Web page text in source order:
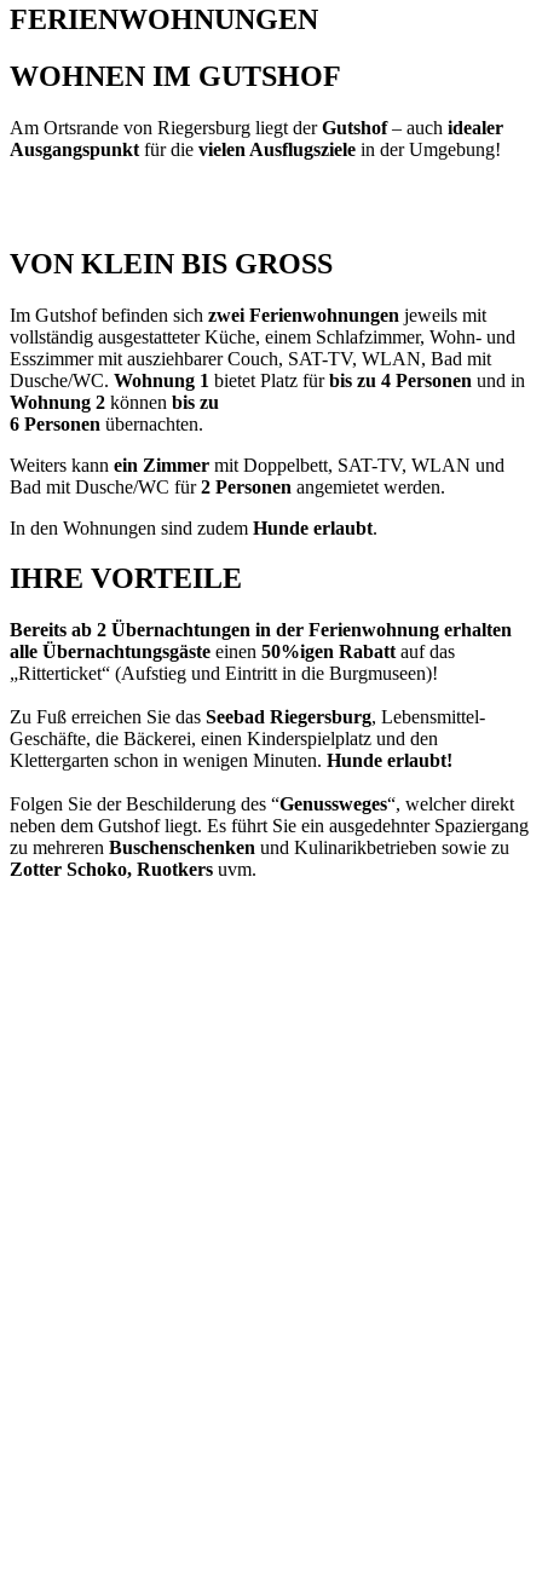
FERIENWOHNUNGEN
WOHNEN IM GUTSHOF
Am Ortsrande von Riegersburg liegt derGutshof– auch idealer
Ausgangspunkt für die vielen Ausflugsziele in der Umgebung!
VON KLEIN BIS GROSS
Im Gutshof befinden sich zwei Ferienwohnungen jeweils mit
vollständig ausgestatteter Küche, einem Schlafzimmer, Wohn- und
Esszimmer mit ausziehbarer Couch, SAT-TV, WLAN, Bad mit
Dusche/WC. Wohnung 1 bietet Platz fürbis zu 4 Personen und in
Wohnung 2 können bis zu
6 Personen übernachten.
Weiters kann ein Zimmer mit Doppelbett, SAT-TV, WLAN und
Bad mit Dusche/WC für2 Personen angemietet werden.
In den Wohnungen sind zudem Hunde erlaubt.
IHRE VORTEILE
Bereits ab 2 Übernachtungen in der Ferienwohnung erhalten
alle Übernachtungsgäste einen 50%igen Rabatt auf das
„Ritterticket“ (Aufstieg und Eintritt in die Burgmuseen)!
Zu Fuß erreichen Sie das Seebad Riegersburg, Lebensmittel-
Geschäfte, die Bäckerei, einen Kinderspielplatz und den
Klettergarten schon in wenigen Minuten. Hunde erlaubt!
Folgen Sie der Beschilderung des “Genussweges“, welcher direkt
neben dem Gutshof liegt. Es führt Sie ein ausgedehnter Spaziergang
zu mehreren Buschenschenken und Kulinarikbetrieben sowie zu
Zotter Schoko, Ruotkers uvm.